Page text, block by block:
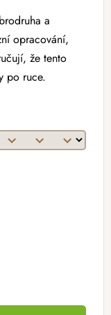
a
opracování,
že tento
po ruce.